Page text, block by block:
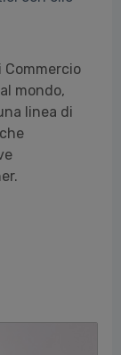
mondo,
linea di